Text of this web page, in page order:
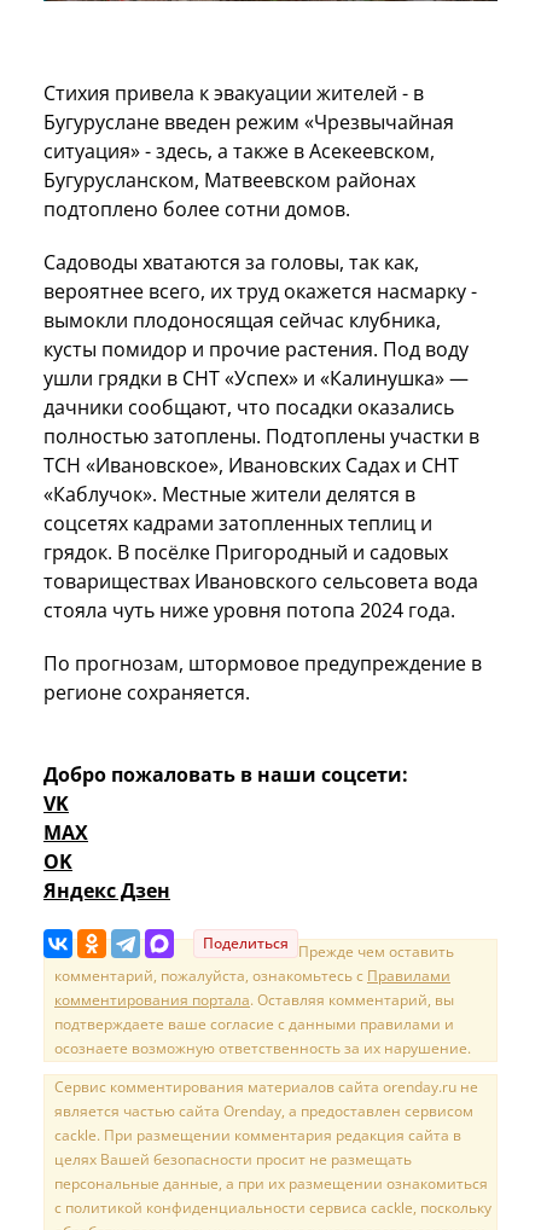
Стихия привела к эвакуации жителей - в
Бугуруслане введен режим «Чрезвычайная
ситуация» - здесь, а также в Асекеевском,
Бугурусланском, Матвеевском районах
подтоплено более сотни домов.
Садоводы хватаются за головы, так как,
вероятнее всего, их труд окажется насмарку -
вымокли плодоносящая сейчас клубника,
кусты помидор и прочие растения. Под воду
ушли грядки в СНТ «Успех» и «Калинушка» —
дачники сообщают, что посадки оказались
полностью затоплены. Подтоплены участки в
ТСН «Ивановское», Ивановских Садах и СНТ
«Каблучок». Местные жители делятся в
соцсетях кадрами затопленных теплиц и
грядок. В посёлке Пригородный и садовых
товариществах Ивановского сельсовета вода
стояла чуть ниже уровня потопа 2024 года.
По прогнозам, штормовое предупреждение в
регионе сохраняется.
Добро пожаловать в наши соцсети:
VK
MAX
OK
Яндекс Дзен
Поделиться Прежде чем оставить
комментарий, пожалуйста, ознакомьтесь с Правилами
комментирования портала. Оставляя комментарий, вы
подтверждаете ваше согласие с данными правилами и
осознаете возможную ответственность за их нарушение.
Сервис комментирования материалов сайта orenday.ru не
является частью сайта Orenday, а предоставлен сервисом
cackle. При размещении комментария редакция сайта в
целях Вашей безопасности просит не размещать
персональные данные, а при их размещении ознакомиться
с политикой конфиденциальности сервиса cackle, поскольку